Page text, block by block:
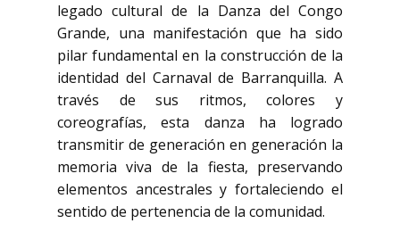
legado cultural de la Danza del Congo
Grande, una manifestación que ha sido
pilar fundamental en la construcción de la
identidad del Carnaval de Barranquilla. A
través de sus ritmos, colores y
coreografías, esta danza ha logrado
transmitir de generación en generación la
memoria viva de la fiesta, preservando
elementos ancestrales y fortaleciendo el
sentido de pertenencia de la comunidad.